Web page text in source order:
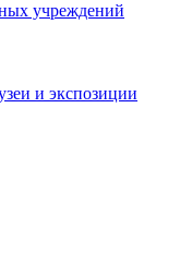
учреждений
и экспозиции